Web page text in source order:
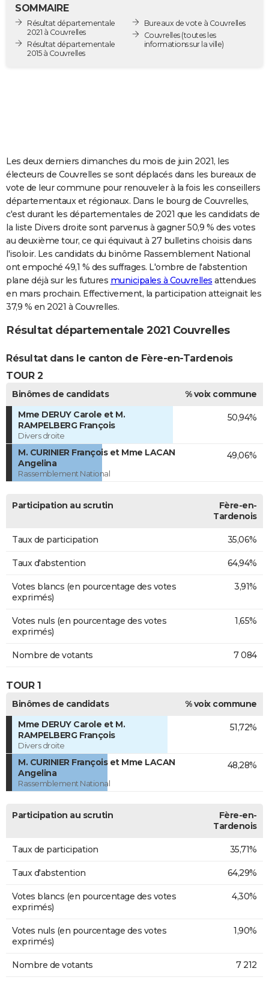
Destinations
City break
Voyage nature
Voyage de noces
Forum
Climat
GUIDES D'ACHAT
COPAINS D'AVANT
S'inscrire
Se connecter
Lycées
Collèges
Primaires
Universités
Entreprises
Service militaire
Avis de recherche
AVIS DE DÉCÈS
FORUM
Bricolage
Lifestyle
Culture
Sport
Auto
Television
Voyage
Cinema
SOMMAIRE
Résultat départementale
2021 à Couvrelles
Résultat départementale
2015 à Couvrelles
Bureaux de vote à Couvrelles
Couvrelles(toutes les
informations sur la ville)
Les deux derniers dimanches du mois de juin 2021, les
électeurs de Couvrelles se sont déplacés dans les bureaux de
vote de leur commune pour renouveler à la fois les conseillers
départementaux et régionaux. Dans le bourg de Couvrelles,
c'est durant les départementales de 2021 que les candidats de
la liste Divers droite sont parvenus à gagner 50,9 % des votes
au deuxième tour, ce qui équivaut à 27 bulletins choisis dans
l'isoloir. Les candidats du binôme Rassemblement National
ont empoché 49,1 % des suffrages. L'ombre de l'abstention
plane déjà sur les futures municipales à Couvrelles attendues
en mars prochain. Effectivement, la participation atteignait les
37,9 % en 2021 à Couvrelles.
Résultat départementale 2021 Couvrelles
Résultat dans le canton de Fère-en-Tardenois
TOUR 2
Binômes de candidats
% voix commune
Mme DERUY Carole et M.
RAMPELBERG François
Divers droite
50,94%
M. CURINIER François et Mme LACAN
Angelina
Rassemblement National
49,06%
Participation au scrutin
Fère-en-
Tardenois
Taux de participation 35,06%
Taux d'abstention 64,94%
Votes blancs (en pourcentage des votes
exprimés)
3,91%
Votes nuls (en pourcentage des votes
exprimés)
1,65%
Nombre de votants 7 084
TOUR 1
Binômes de candidats
% voix commune
Mme DERUY Carole et M.
RAMPELBERG François
Divers droite
51,72%
M. CURINIER François et Mme LACAN
Angelina
Rassemblement National
48,28%
Participation au scrutin
Fère-en-
Tardenois
Taux de participation 35,71%
Taux d'abstention 64,29%
Votes blancs (en pourcentage des votes
exprimés)
4,30%
Votes nuls (en pourcentage des votes
exprimés)
1,90%
Nombre de votants 7 212